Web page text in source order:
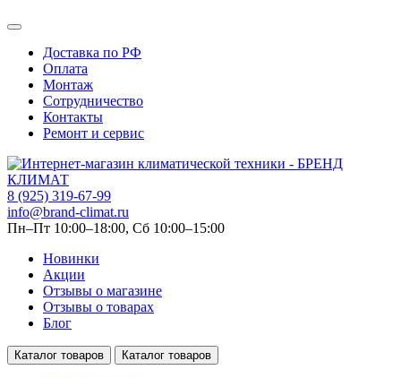
Доставка по РФ
Оплата
Монтаж
Сотрудничество
Контакты
Ремонт и сервис
8 (925) 319-67-99
info@brand-climat.ru
Пн–Пт 10:00–18:00, Сб 10:00–15:00
Новинки
Акции
Отзывы о магазине
Отзывы о товарах
Блог
Каталог товаров Каталог товаров